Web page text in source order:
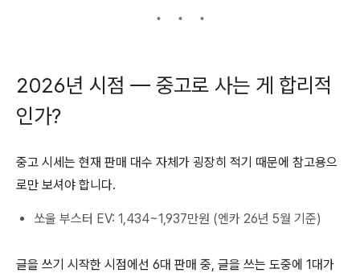
2026년 시점 — 중고로 사는 게 합리적
인가?
중고 시세는 현재 판매 대수 자체가 굉장히 적기 때문에 참고용으
로만 보셔야 합니다.
쏘울 부스터 EV: 1,434~1,937만원 (엔카 26년 5월 기준)
글을 쓰기 시작한 시점에선 6대 판매 중, 글을 쓰는 도중에 1대가